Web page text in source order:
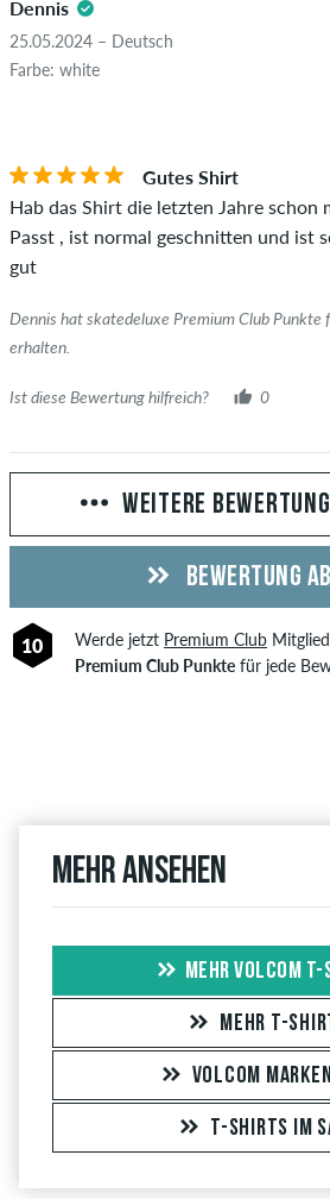
Dennis
25.05.2024 – Deutsch
Farbe: white
Gutes Shirt
Hab das Shirt die letzten Jahre schon
Passt , ist normal geschnitten und ist
gut
Dennis hat skatedeluxe Premium Club Punkte
erhalten.
Ist diese Bewertung hilfreich? 0
WEITERE
BEWERTUNG
10 Werde jetzt Premium Club
Premium Club Punktefür jede
Mehr ansehen
MEHR VOLCOM T-
MEHR T-
VOLCOM
T-SHIRTS IM